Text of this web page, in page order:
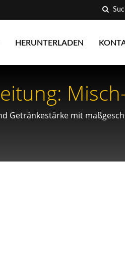
HERUNTERLADEN
Getränkestärke mit